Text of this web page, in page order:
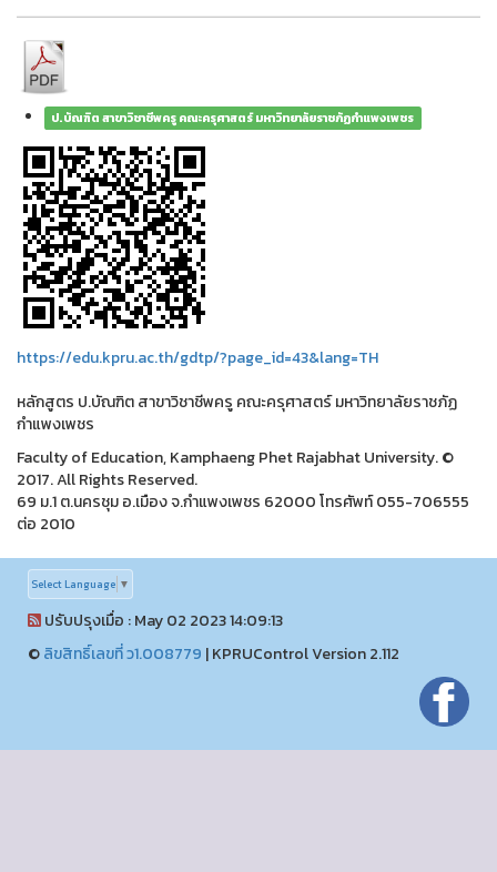
ป.บัณฑิต สาขาวิชาชีพครู คณะครุศาสตร์ มหาวิทยาลัยราชภัฏกำแพงเพชร
https://edu.kpru.ac.th/gdtp/?page_id=43&lang=TH
หลักสูตร ป.บัณฑิต สาขาวิชาชีพครู คณะครุศาสตร์ มหาวิทยาลัยราชภัฏ
กำแพงเพชร
Faculty of Education, Kamphaeng Phet Rajabhat University. ©
2017. All Rights Reserved.
69 ม.1 ต.นครชุม อ.เมือง จ.กำแพงเพชร 62000 โทรศัพท์ 055-706555
ต่อ 2010
Select Language ▼
ปรับปรุงเมื่อ : May 02 2023 14:09:13
©ลิขสิทธิ์เลขที่ ว1.008779 |KPRUControl Version 2.112